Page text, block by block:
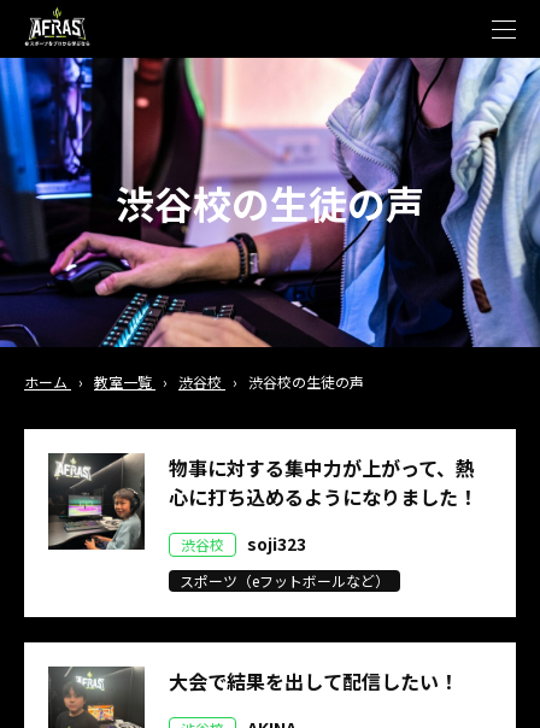
t
g
g
l
e
v
i
t
渋谷校の生徒の声
ホーム › 教室一覧 › 渋谷校 › 渋谷校の生徒の声
物事に対する集中力が上がって、熱
心に打ち込めるようになりました！
渋谷校 soji323
スポーツ（eフットボールなど）
大会で結果を出して配信したい！